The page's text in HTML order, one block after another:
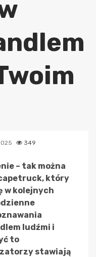
349
– tak można
który
w kolejnych
ludźmi i
to
stawiają